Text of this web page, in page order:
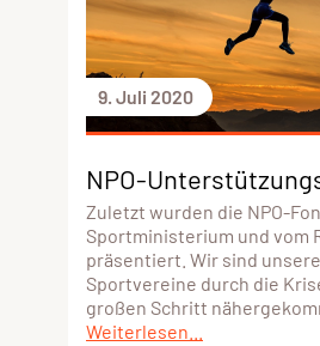
9. Juli 2020
NPO-
Zuletzt wurden die NPO-
Sportministerium und vom
präsentiert. Wir sind
Sportvereine durch die
großen Schritt
Weiterlesen...